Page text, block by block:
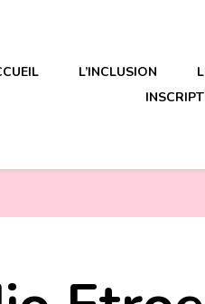
L’INCLUSION